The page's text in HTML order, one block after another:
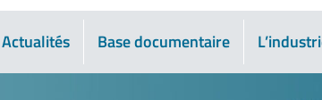
Actualités Base documentaire